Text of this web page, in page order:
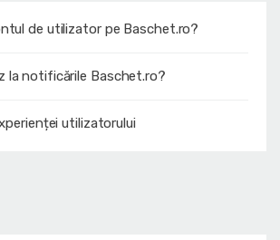
de utilizator pe Baschet.ro?
la notificările Baschet.ro?
utilizatorului